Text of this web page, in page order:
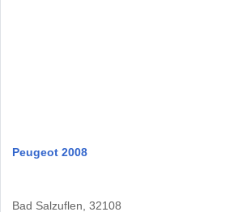
Peugeot 2008
Bad Salzuflen, 32108